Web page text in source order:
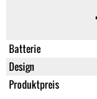
Batterie
Design
Produktpreis